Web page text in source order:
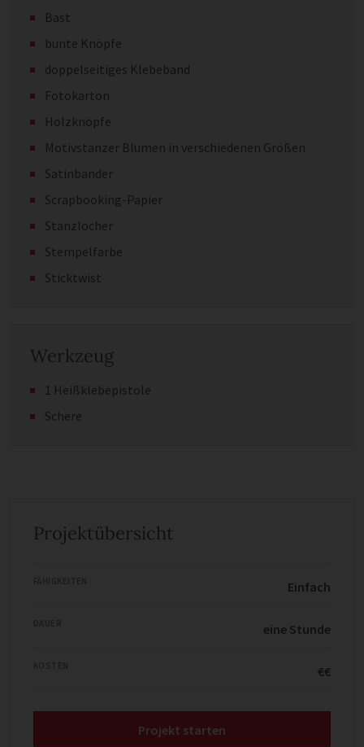
Bast
bunte Knöpfe
doppelseitiges Klebeband
Fotokarton
Holzknöpfe
Motivstanzer Blumen in verschiedenen Größen
Satinbänder
Scrapbooking-Papier
Stanzlocher
Stempelfarbe
Sticktwist
Werkzeug
1 Heißklebepistole
Schere
Projektübersicht
Einfach
eine Stunde
€€
Projekt starten